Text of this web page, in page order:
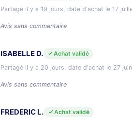
Partagé il y a 19 jours, date d'achat le 17
Avis sans commentaire
ISABELLE D.
Achat validé
Partagé il y a 20 jours, date d'achat le 27 juin
Avis sans commentaire
FREDERIC L.
Achat validé